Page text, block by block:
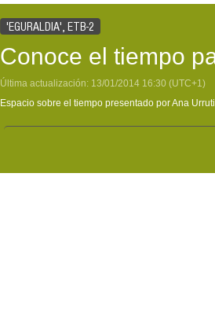
'EGURALDIA', ETB-2
Conoce el tiempo
Última actualización: 13/01/2014 16:30 (UTC+1)
Espacio sobre el tiempo presentado por Ana